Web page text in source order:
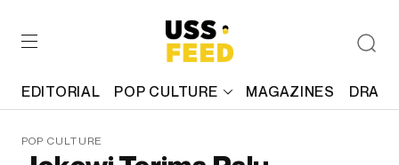
EDITORIAL POP CULTURE MAGAZINES
POP CULTURE